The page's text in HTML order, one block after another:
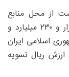
از محل منابع
داخلی خود نسبت به تأمین و پرداخت ۷۶ هزار و ۲۳۰ میلیارد و
اسلامی ایران
ریال تسویه